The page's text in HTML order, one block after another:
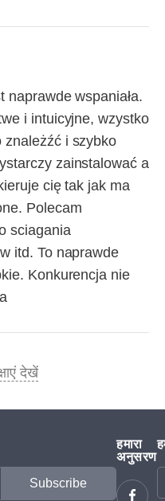
naprawde wspaniała.
i intuicyjne, wzystko
znależźć i szybko
zainstalować a
cię tak jak ma
Polecam
sciagania
itd. To naprawde
Konkurencja nie
देखें
हमारा
अनुसरण